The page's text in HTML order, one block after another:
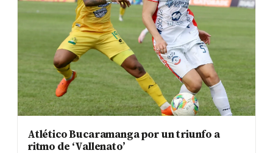
Atlético Bucaramanga por un triunfo a
ritmo de ‘Vallenato’